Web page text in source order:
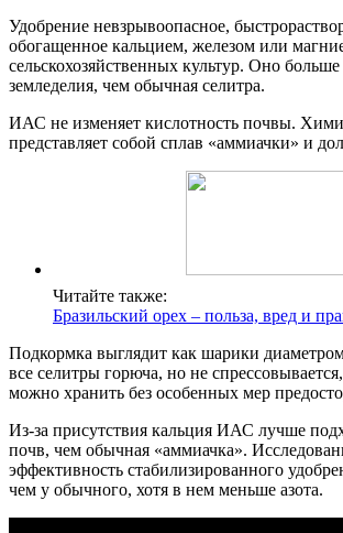
Удобрение невзрывоопасное,
обогащенное кальцием, железом или
сельскохозяйственных культур. Оно
земледелия, чем обычная селитра.
ИАС не изменяет кислотность почвы.
представляет собой сплав «аммиачки» и
Читайте также:
Бразильский орех – польза, вред и
Подкормка выглядит как шарики
все селитры горюча, но не
можно хранить без особенных мер
Из-за присутствия кальция ИАС лучше
почв, чем обычная «аммиачка».
эффективность стабилизированного
чем у обычного, хотя в нем меньше азота.